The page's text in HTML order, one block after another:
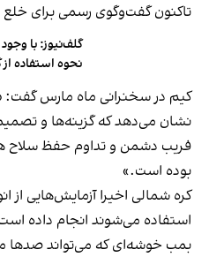
تاکنون گفت‌وگوی رسمی برای خلع
گلف‌نیوز: با
نحوه استفاده
کیم در سخنرانی ماه مارس
نشان می‌دهد که گزینه‌ها و
فریب دشمن و تداوم حفظ سلاح
بوده است.»
کره شمالی اخیرا آزمایش‌هایی از
استفاده می‌شوند انجام داده
بمب خوشه‌ای که می‌تواند صدها